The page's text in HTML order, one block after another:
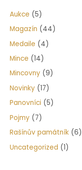
Aukce (5)
Magazín (44)
Medaile (4)
Mince (14)
Mincovny (9)
Novinky (17)
Panovníci (5)
Pojmy (7)
Rašínův památník (6)
Uncategorized (1)